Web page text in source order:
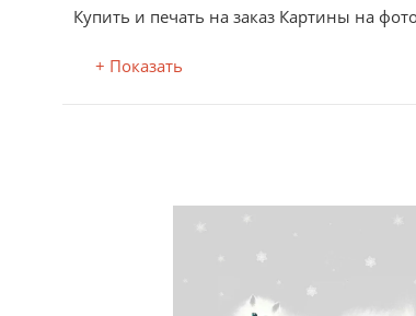
Купить и печать на заказ Картины на
+ Показать